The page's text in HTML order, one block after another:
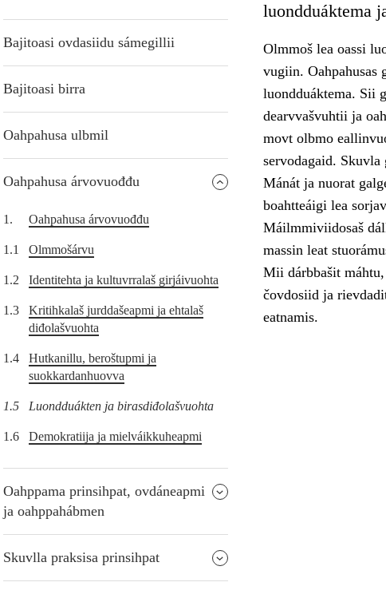
Bajitoasi ovdasiidu sámegillii
Bajitoasi birra
Oahpahusa ulbmil
Oahpahusa árvovuođđu
1. Oahpahusa árvovuođđu
1.1 Olmmošárvu
1.2 Identitehta ja kultuvrralaš girjáivuohta
1.3
Kritihkalaš jurddašeapmi ja ehtalaš
diđolašvuohta
1.4
Hutkanillu, beroštupmi ja
suokkardanhuovva
1.5 Luondduákten ja birasdiđolašvuohta
1.6 Demokratiija ja mielváikkuheapmi
Oahppama prinsihpat, ovdáneapmi
ja oahppahábmen
Skuvlla praksisa prinsihpat
luondduáktema
Olmmoš lea oassi
vugiin. Oahpahusas
luondduáktema. Sii
dearvvašvuhtii ja
movt olbmo
servodagaid. Skuvla
Mánát ja nuorat
boahtteáigi lea
Máilmmiviidosaš
massin leat
Mii dárbbašit
čovdosiid ja
eatnamis.